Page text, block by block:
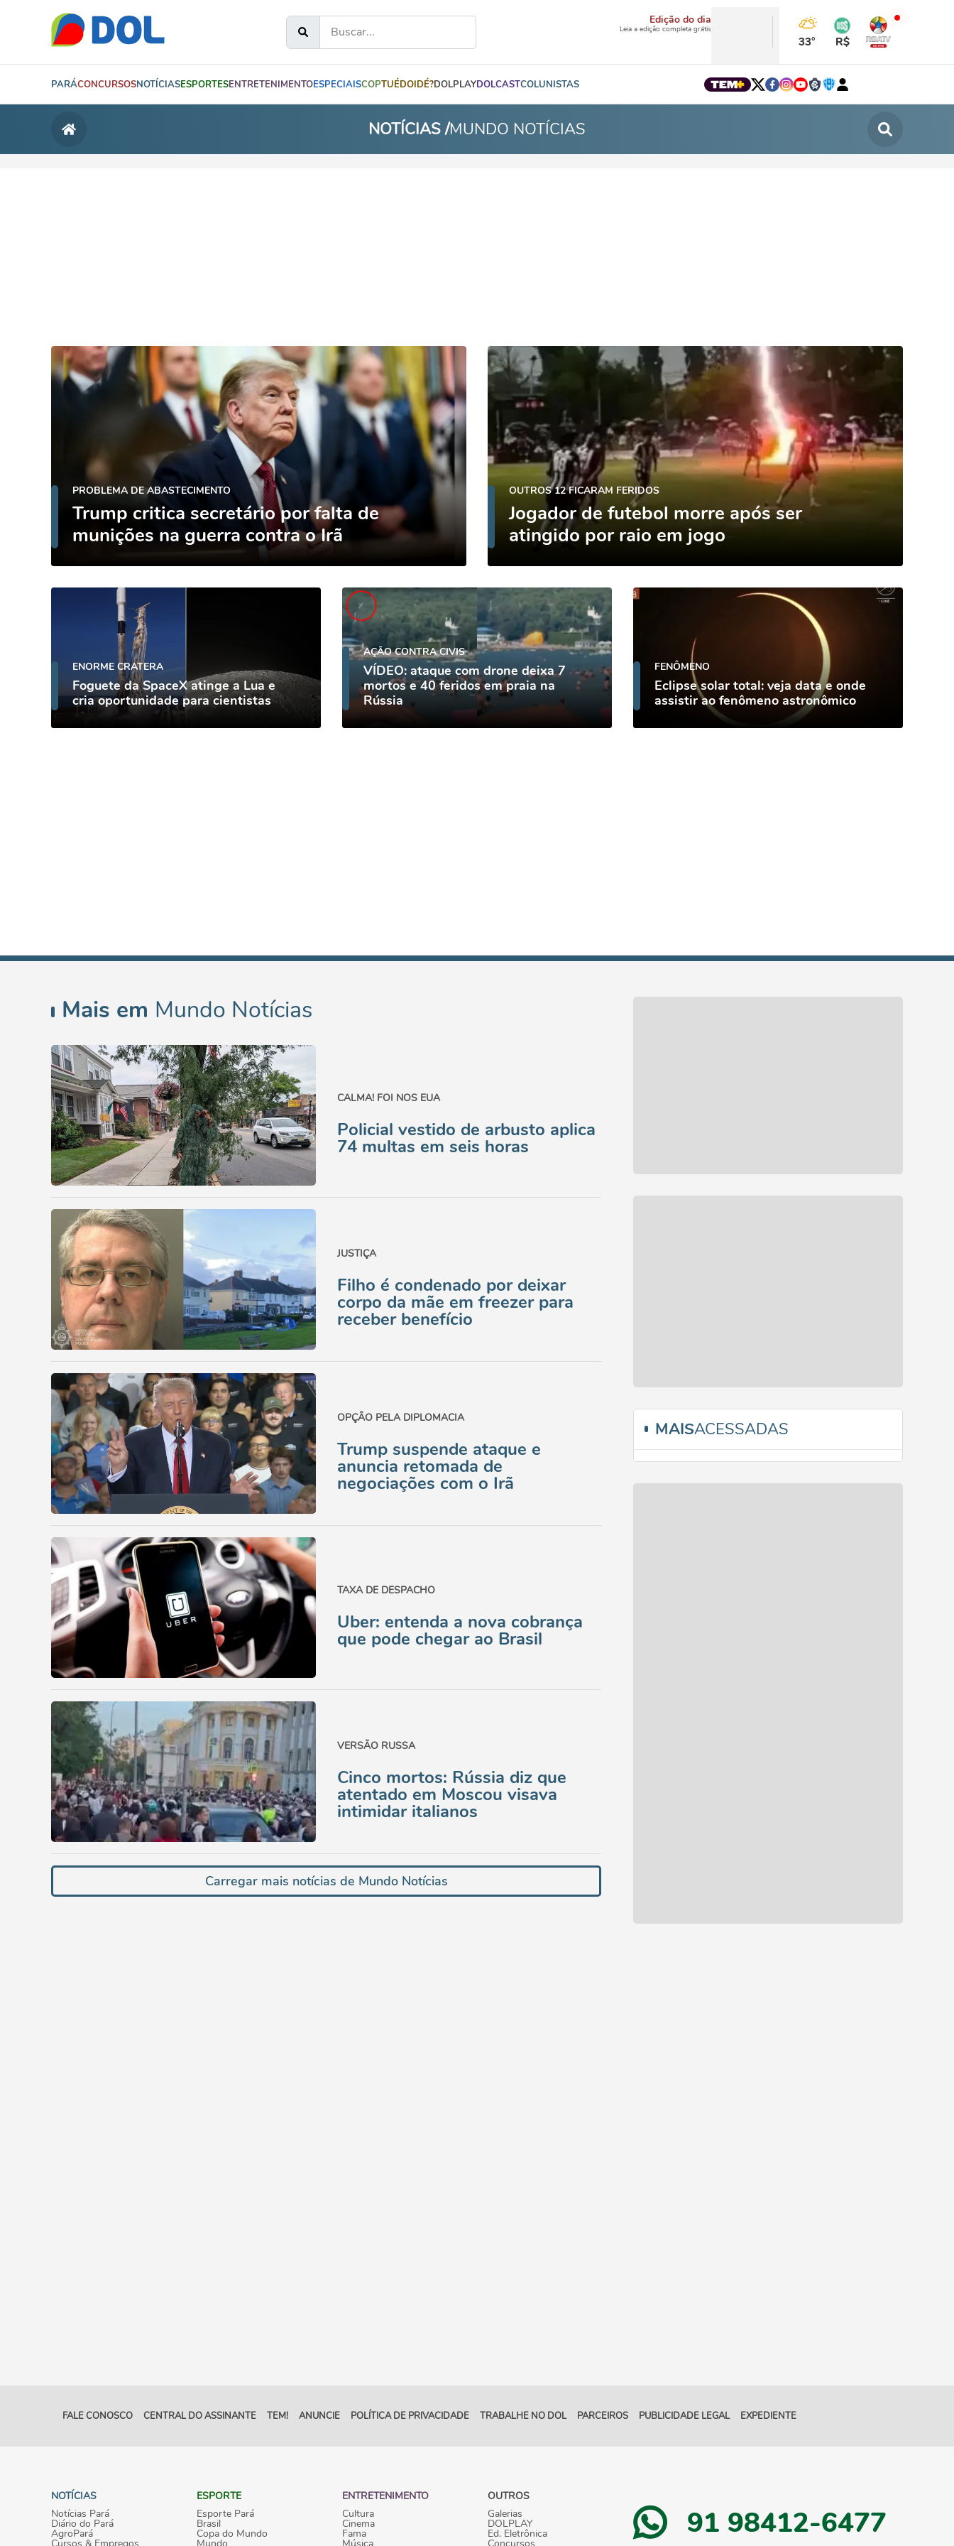
Edição do dia
Leia a edição completa grátis
33° R$
PARÁCONCURSOSNOTÍCIASESPORTESENTRETENIMENTOESPECIAISCOPTUÉDOIDÉ?DOLPLAYDOLCASTCOLUNISTAS
NOTÍCIAS /MUNDO NOTÍCIAS
PROBLEMA DE ABASTECIMENTO
Trump critica secretário por falta de
munições na guerra contra o Irã
OUTROS 12 FICARAM FERIDOS
Jogador de futebol morre após ser
atingido por raio em jogo
ENORME CRATERA
Foguete da SpaceX atinge a Lua e
cria oportunidade para cientistas
AÇÃO CONTRA CIVIS
VÍDEO: ataque com drone deixa 7
mortos e 40 feridos em praia na
Rússia
FENÔMENO
Eclipse solar total: veja data e onde
assistir ao fenômeno astronômico
Mais em Mundo Notícias
CALMA! FOI NOS EUA
Policial vestido de arbusto aplica
74 multas em seis horas
JUSTIÇA
Filho é condenado por deixar
corpo da mãe em freezer para
receber benefício
OPÇÃO PELA DIPLOMACIA
Trump suspende ataque e
anuncia retomada de
negociações com o Irã
TAXA DE DESPACHO
Uber: entenda a nova cobrança
que pode chegar ao Brasil
VERSÃO RUSSA
Cinco mortos: Rússia diz que
atentado em Moscou visava
intimidar italianos
Carregar mais notícias de Mundo Notícias
MAISACESSADAS
FALE CONOSCO CENTRAL DO ASSINANTE TEM! ANUNCIE POLÍTICA DE PRIVACIDADE TRABALHE NO DOL PARCEIROS PUBLICIDADE LEGAL EXPEDIENTE
NOTÍCIAS
Notícias Pará
Diário do Pará
AgroPará
Cursos & Empregos
ESPORTE
Esporte Pará
Brasil
Copa do Mundo
Mundo
ENTRETENIMENTO
Cultura
Cinema
Fama
Música
OUTROS
Galerias
DOLPLAY
Ed. Eletrônica
Concursos
91 98412-6477